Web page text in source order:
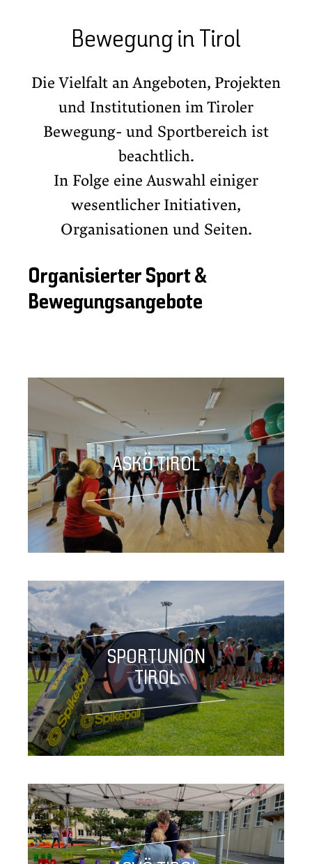
Bewegung in Tirol
Die Vielfalt an Angeboten, Projekten
und Institutionen im Tiroler
Bewegung- und Sportbereich ist
beachtlich.
In Folge eine Auswahl einiger
wesentlicher Initiativen,
Organisationen und Seiten.
Organisierter Sport &
Bewegungsangebote
ASKÖ TIROL
SPORTUNION
TIROL